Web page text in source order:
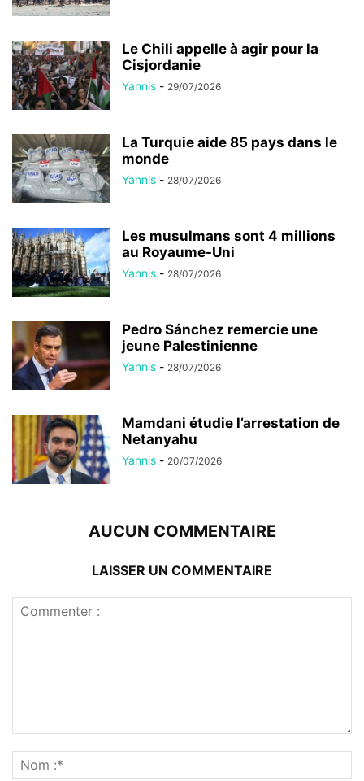
Le Chili appelle à agir pour la
Cisjordanie
Yannis - 29/07/2026
La Turquie aide 85 pays dans le
monde
Yannis - 28/07/2026
Les musulmans sont 4 millions
au Royaume-Uni
Yannis - 28/07/2026
Pedro Sánchez remercie une
jeune Palestinienne
Yannis - 28/07/2026
Mamdani étudie l’arrestation de
Netanyahu
Yannis - 20/07/2026
AUCUN COMMENTAIRE
LAISSER UN COMMENTAIRE